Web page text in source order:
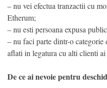
– nu vei efectua tranzactii cu
Etherum;
– nu esti persoana expusa
– nu faci parte dintr-o
aflati in legatura cu alti clienti
De ce ai nevoie pentru